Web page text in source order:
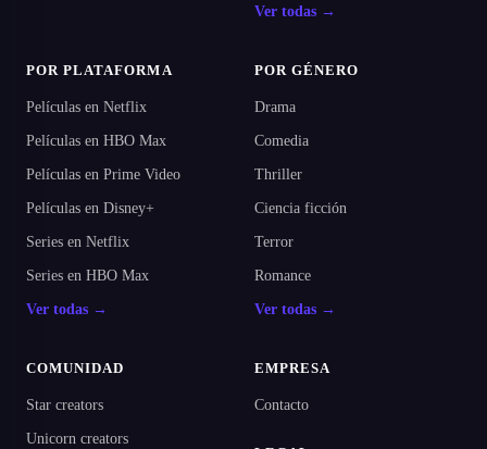
Ver todas →
POR PLATAFORMA
Películas en Netflix
Películas en HBO Max
Películas en Prime Video
Películas en Disney+
Series en Netflix
Series en HBO Max
Ver todas →
POR GÉNERO
Drama
Comedia
Thriller
Ciencia ficción
Terror
Romance
Ver todas →
COMUNIDAD
Star creators
Unicorn creators
EMPRESA
Contacto